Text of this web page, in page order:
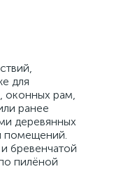
для
оконных рам,
ранее
деревянных
помещений.
бревенчатой
пилёной